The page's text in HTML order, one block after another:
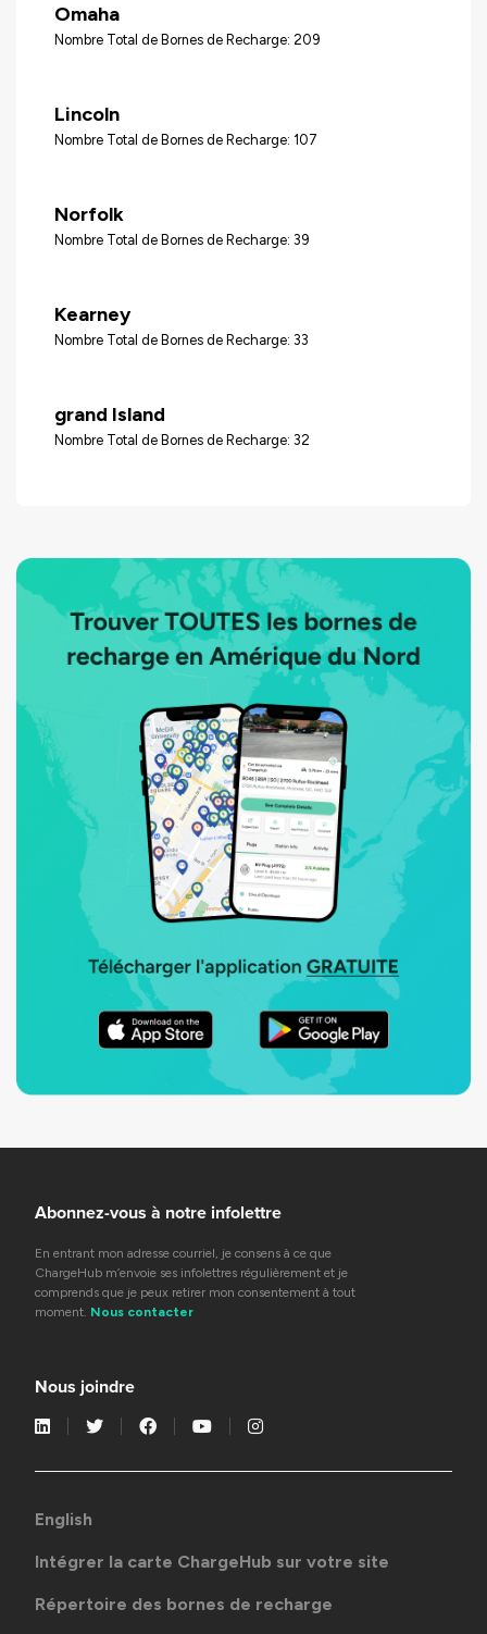
Omaha
Nombre Total de Bornes de Recharge: 209
Lincoln
Nombre Total de Bornes de Recharge: 107
Norfolk
Nombre Total de Bornes de Recharge: 39
Kearney
Nombre Total de Bornes de Recharge: 33
grand Island
Nombre Total de Bornes de Recharge: 32
Abonnez-vous à notre infolettre
En entrant mon adresse courriel, je consens à ce que
ChargeHub m’envoie ses infolettres régulièrement et je
comprends que je peux retirer mon consentement à tout
moment. Nous contacter
Nous joindre
English
Intégrer la carte ChargeHub sur votre site
Répertoire des bornes de recharge